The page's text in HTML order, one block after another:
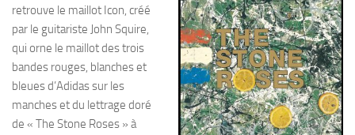
retrouve le maillot Icon, créé
par le guitariste John Squire,
qui orne le maillot des trois
bandes rouges, blanches et
bleues d’Adidas sur les
manches et du lettrage doré
de « The Stone Roses » à